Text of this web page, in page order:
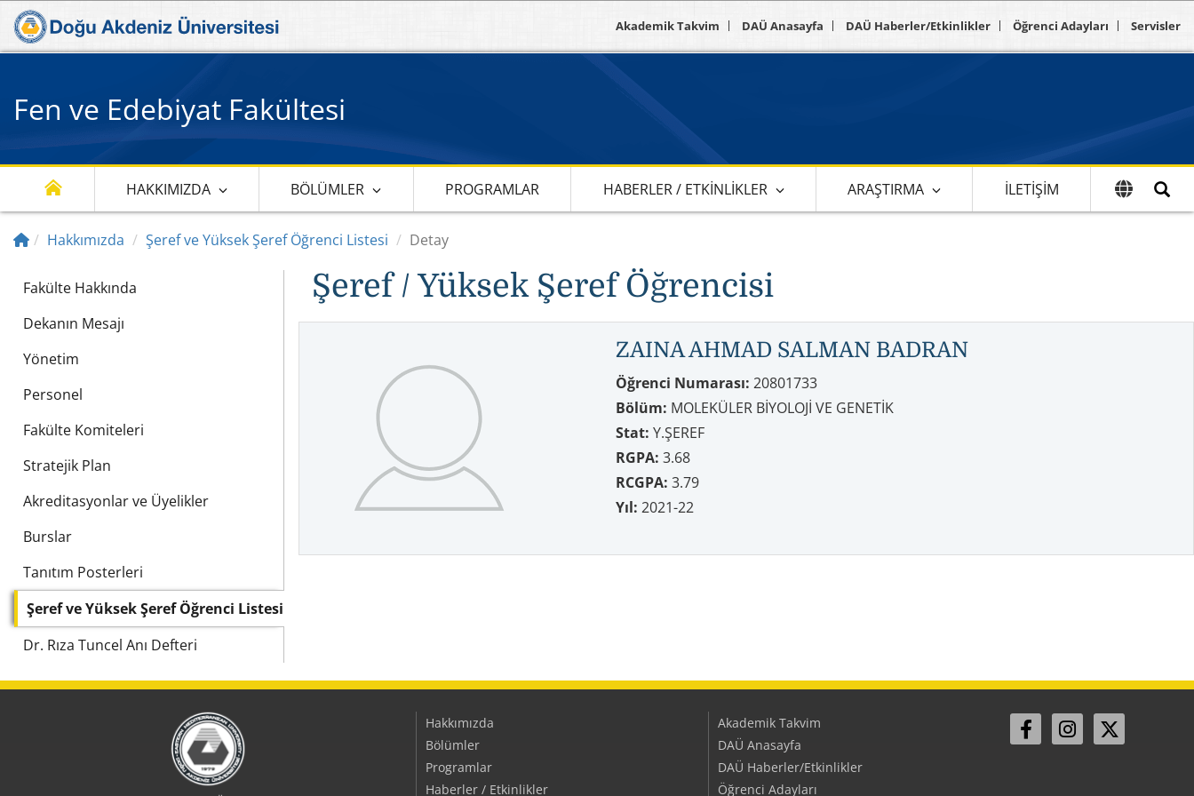
Akademik Takvim DAÜ Anasayfa DAÜ Haberler/Etkinlikler Öğrenci Adayları Servisler
Fen ve Edebiyat Fakültesi
HAKKIMIZDA BÖLÜMLER PROGRAMLAR HABERLER / ETKINLIKLER ARAŞTIRMA İLETIŞIM
Hakkımızda Şeref ve Yüksek Şeref Öğrenci Listesi Detay
Fakülte Hakkında
Dekanın Mesajı
Yönetim
Personel
Fakülte Komiteleri
Stratejik Plan
Akreditasyonlar ve Üyelikler
Burslar
Tanıtım Posterleri
Şeref ve Yüksek Şeref Öğrenci Listesi
Dr. Rıza Tuncel Anı Defteri
Şeref / Yüksek Şeref Öğrencisi
ZAINA AHMAD SALMAN BADRAN
Öğrenci Numarası: 20801733
Bölüm: MOLEKÜLER BİYOLOJİ VE GENETİK
Stat: Y.ŞEREF
RGPA: 3.68
RCGPA: 3.79
Yıl: 2021-22
Hakkımızda
Bölümler
Programlar
Haberler / Etkinlikler
Akademik Takvim
DAÜ Anasayfa
DAÜ Haberler/Etkinlikler
Öğrenci Adayları